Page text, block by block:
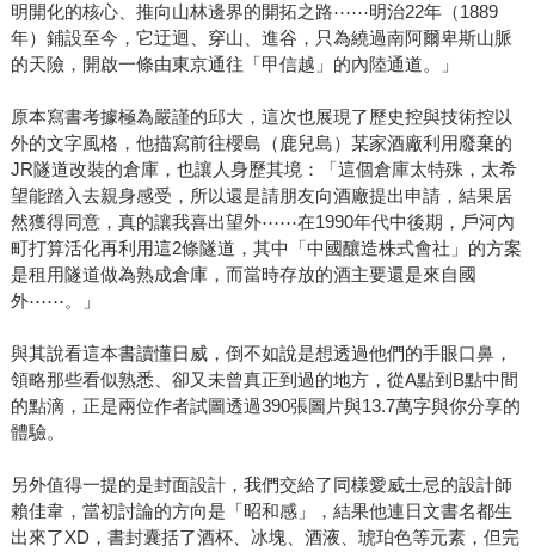
明開化的核心、推向山林邊界的開拓之路⋯⋯明治22年（1889
年）鋪設至今，它迂迴、穿山、進谷，只為繞過南阿爾卑斯山脈
的天險，開啟一條由東京通往「甲信越」的內陸通道。」
原本寫書考據極為嚴謹的邱大，這次也展現了歷史控與技術控以
外的文字風格，他描寫前往櫻島（鹿兒島）某家酒廠利用廢棄的
JR隧道改裝的倉庫，也讓人身歷其境：「這個倉庫太特殊，太希
望能踏入去親身感受，所以還是請朋友向酒廠提出申請，結果居
然獲得同意，真的讓我喜出望外⋯⋯在1990年代中後期，戶河內
町打算活化再利用這2條隧道，其中「中國釀造株式會社」的方案
是租用隧道做為熟成倉庫，而當時存放的酒主要還是來自國
外⋯⋯。」
與其說看這本書讀懂日威，倒不如說是想透過他們的手眼口鼻，
領略那些看似熟悉、卻又未曾真正到過的地方，從A點到B點中間
的點滴，正是兩位作者試圖透過390張圖片與13.7萬字與你分享的
體驗。
另外值得一提的是封面設計，我們交給了同樣愛威士忌的設計師
賴佳韋，當初討論的方向是「昭和感」，結果他連日文書名都生
出來了XD，書封囊括了酒杯、冰塊、酒液、琥珀色等元素，但完